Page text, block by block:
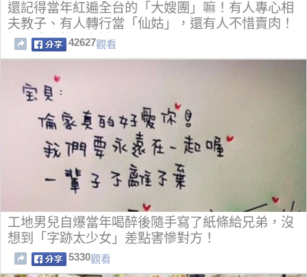
還記得當年紅遍全台的「大嫂團」嘛！有人專心相
夫教子、有人轉行當「仙姑」，還有人不惜賣肉！
混最成功的只有她！
42627觀看
工地男兒自爆當年喝醉後隨手寫了紙條給兄弟，沒
想到「字跡太少女」差點害慘對方！
5330觀看